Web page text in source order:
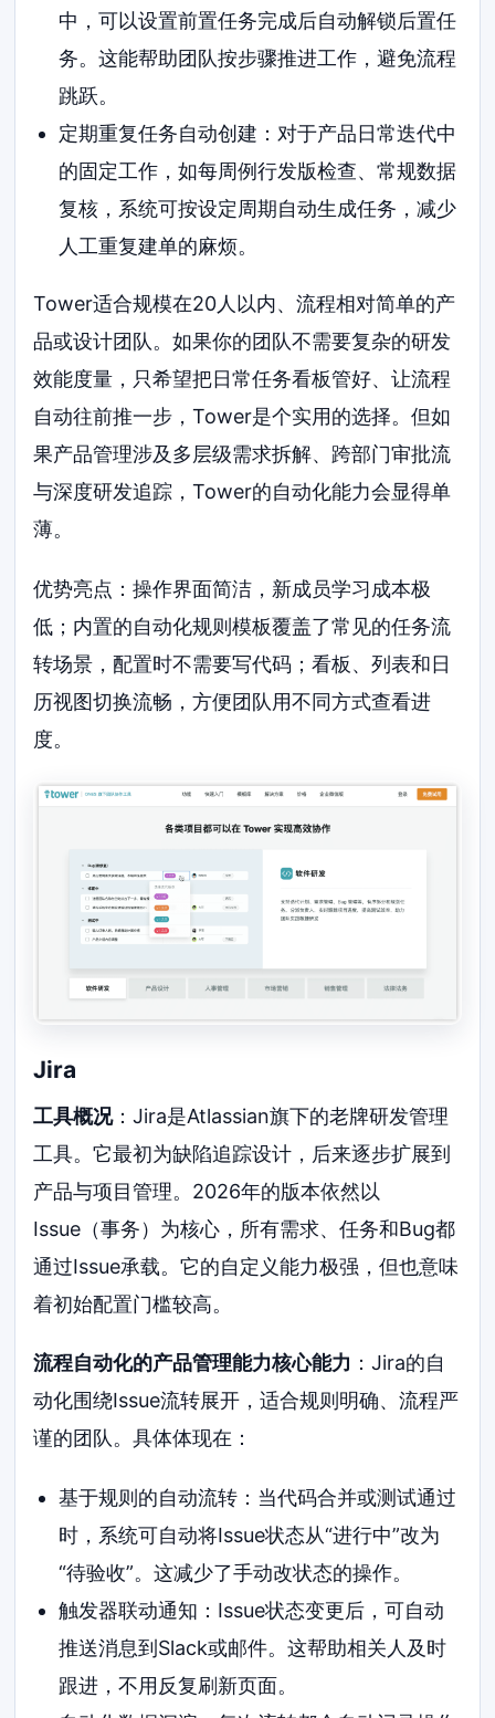
中，可以设置前置任务完成后自动解锁后置任
务。这能帮助团队按步骤推进工作，避免流程
跳跃。
定期重复任务自动创建：对于产品日常迭代中
的固定工作，如每周例行发版检查、常规数据
复核，系统可按设定周期自动生成任务，减少
人工重复建单的麻烦。
Tower适合规模在20人以内、流程相对简单的产
品或设计团队。如果你的团队不需要复杂的研发
效能度量，只希望把日常任务看板管好、让流程
自动往前推一步，Tower是个实用的选择。但如
果产品管理涉及多层级需求拆解、跨部门审批流
与深度研发追踪，Tower的自动化能力会显得单
薄。
优势亮点：操作界面简洁，新成员学习成本极
低；内置的自动化规则模板覆盖了常见的任务流
转场景，配置时不需要写代码；看板、列表和日
历视图切换流畅，方便团队用不同方式查看进
度。
Jira
工具概况：Jira是Atlassian旗下的老牌研发管理
工具。它最初为缺陷追踪设计，后来逐步扩展到
产品与项目管理。2026年的版本依然以
Issue（事务）为核心，所有需求、任务和Bug都
通过Issue承载。它的自定义能力极强，但也意味
着初始配置门槛较高。
流程自动化的产品管理能力核心能力 ：Jira的自
动化围绕Issue流转展开，适合规则明确、流程严
谨的团队。具体体现在：
基于规则的自动流转：当代码合并或测试通过
时，系统可自动将Issue状态从“进行中”改为
“待验收”。这减少了手动改状态的操作。
触发器联动通知：Issue状态变更后，可自动
推送消息到Slack或邮件。这帮助相关人及时
跟进，不用反复刷新页面。